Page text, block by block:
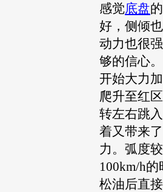
感觉底盘
好，侧倾
动力也很
够的信心
开始大力
爬升至红
转左右跳
着又带来
力。弧度
100km/h
松油后直